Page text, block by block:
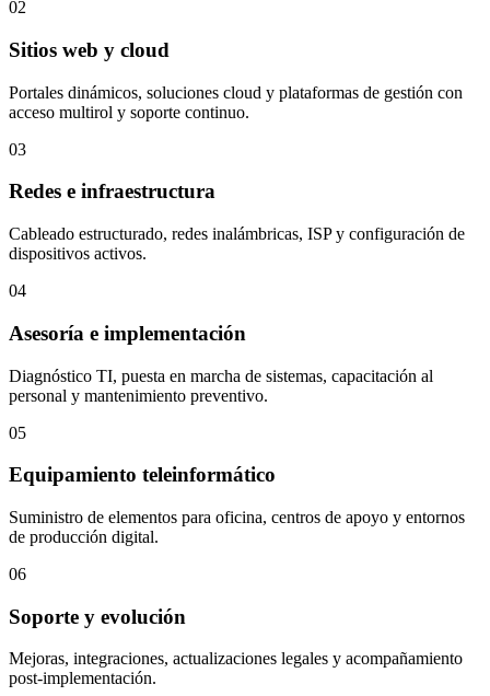
02
Sitios web y cloud
Portales dinámicos, soluciones cloud y plataformas de gestión con
acceso multirol y soporte continuo.
03
Redes e infraestructura
Cableado estructurado, redes inalámbricas, ISP y configuración de
dispositivos activos.
04
Asesoría e implementación
Diagnóstico TI, puesta en marcha de sistemas, capacitación al
personal y mantenimiento preventivo.
05
Equipamiento teleinformático
Suministro de elementos para oficina, centros de apoyo y entornos
de producción digital.
06
Soporte y evolución
Mejoras, integraciones, actualizaciones legales y acompañamiento
post-implementación.